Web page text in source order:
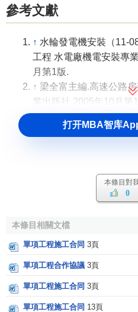
參考文獻
↑ 水輪發電機安裝（11-
工程 水電廠機電安裝專
月第1版.
↑ 梁全富主編.高速公路
業出版社,2005年10月第1
↑樊榮國主編.新時期水
社,2003.12.
打开MBA智库
本條目對
0
本條目相關文檔
單項工程施工合同 3頁
單項工程合作協議 3頁
單項工程施工合同 3頁
單項工程施工合同 13頁